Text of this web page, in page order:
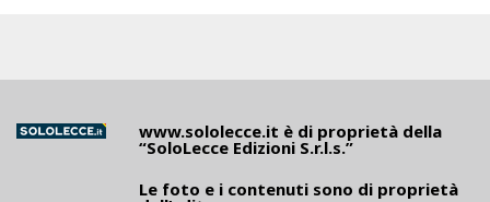
www.sololecce.it è di proprietà della
“SoloLecce Edizioni S.r.l.s.”
Le foto e i contenuti sono di proprietà